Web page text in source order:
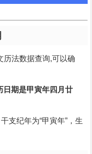
历法数据查询,可以确
日期是甲寅年四月廿
支纪年为“甲寅年”，生